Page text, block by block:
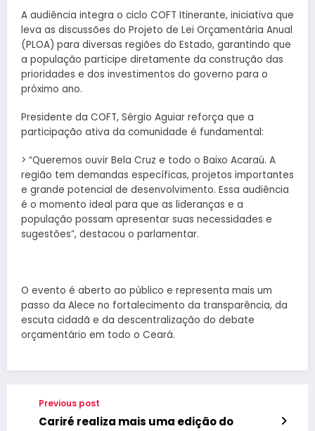
A audiência integra o ciclo COFT Itinerante, iniciativa que
leva as discussões do Projeto de Lei Orçamentária Anual
(PLOA) para diversas regiões do Estado, garantindo que
a população participe diretamente da construção das
prioridades e dos investimentos do governo para o
próximo ano.
Presidente da COFT, Sérgio Aguiar reforça que a
participação ativa da comunidade é fundamental:
> “Queremos ouvir Bela Cruz e todo o Baixo Acaraú. A
região tem demandas específicas, projetos importantes
e grande potencial de desenvolvimento. Essa audiência
é o momento ideal para que as lideranças e a
população possam apresentar suas necessidades e
sugestões”, destacou o parlamentar.
O evento é aberto ao público e representa mais um
passo da Alece no fortalecimento da transparência, da
escuta cidadã e da descentralização do debate
orçamentário em todo o Ceará.
Previous post
Cariré realiza mais uma edição do